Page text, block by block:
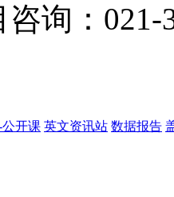
询：021-
开课 英文资讯站 数据报告